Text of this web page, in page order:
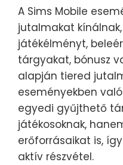
A Sims Mobile
jutalmakat
játékélményt,
tárgyakat, bónusz
alapján tiered
eseményekben
egyedi gyűjthető
játékosoknak,
erőforrásaikat is,
aktív részvétel.